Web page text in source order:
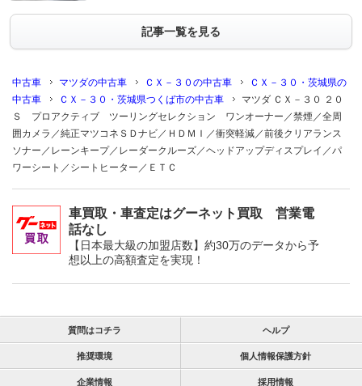
記事一覧を見る
中古車 マツダの中古車 ＣＸ－３０の中古車
ＣＸ－３０・茨城県の
中古車
ＣＸ－３０・茨城県つくば市の中古車
マツダ ＣＸ－３０ ２０
Ｓ プロアクティブ ツーリングセレクション ワンオーナー／禁煙／全周
囲カメラ／純正マツコネＳＤナビ／ＨＤＭＩ／衝突軽減／前後クリアランス
ソナー／レーンキープ／レーダークルーズ／ヘッドアップディスプレイ／パ
ワーシート／シートヒーター／ＥＴＣ
車買取・車査定はグーネット買取 営業電
話なし
【日本最大級の加盟店数】約30万のデータから予
想以上の高額査定を実現！
質問はコチラ ヘルプ
推奨環境 個人情報保護方針
企業情報 採用情報